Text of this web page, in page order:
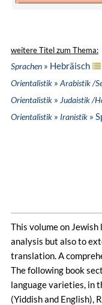
weitere Titel zum Thema:
Sprachen » Hebräisch
Orientalistik » Arabistik /
Orientalistik » Judaistik /
Orientalistik » Iranistik »
This volume on
analysis but also to
translation. A
The following book
language varieties, in
(Yiddish and English),